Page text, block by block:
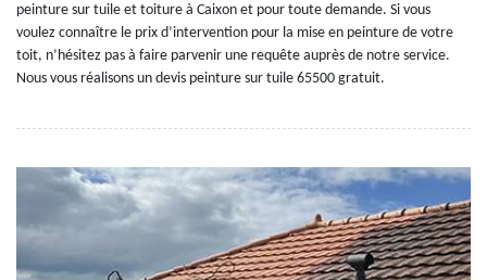
peinture sur tuile et toiture à Caixon et pour toute demande. Si vous
voulez connaître le prix d’intervention pour la mise en peinture de votre
toit, n’hésitez pas à faire parvenir une requête auprès de notre service.
Nous vous réalisons un devis peinture sur tuile 65500 gratuit.